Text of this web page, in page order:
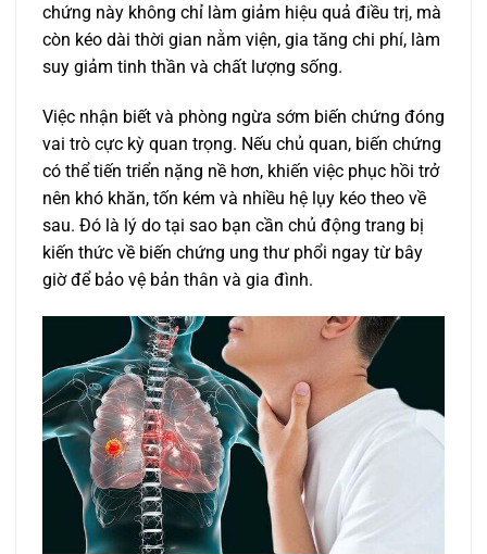
chứng này không chỉ làm giảm hiệu quả điều trị, mà
còn kéo dài thời gian nằm viện, gia tăng chi phí, làm
suy giảm tinh thần và chất lượng sống.
Việc nhận biết và phòng ngừa sớm biến chứng đóng
vai trò cực kỳ quan trọng. Nếu chủ quan, biến chứng
có thể tiến triển nặng nề hơn, khiến việc phục hồi trở
nên khó khăn, tốn kém và nhiều hệ lụy kéo theo về
sau. Đó là lý do tại sao bạn cần chủ động trang bị
kiến thức về biến chứng ung thư phổi ngay từ bây
giờ để bảo vệ bản thân và gia đình.